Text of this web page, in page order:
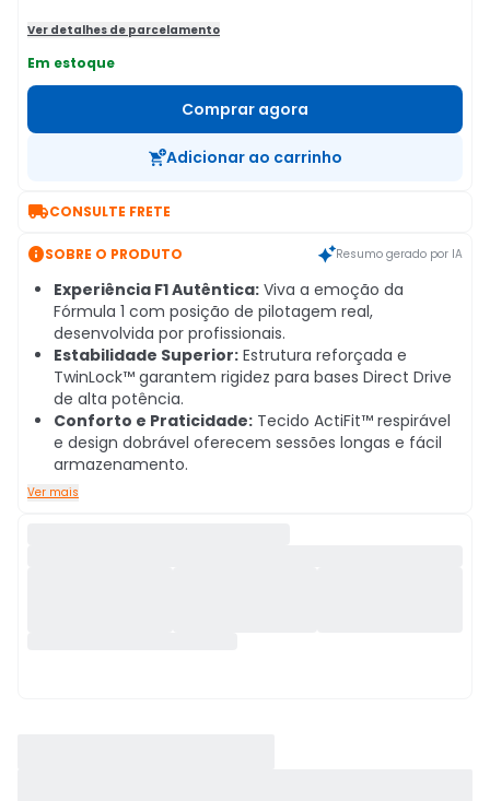
Ver detalhes de parcelamento
Em estoque
Comprar agora
Adicionar ao carrinho
CONSULTE FRETE
SOBRE O PRODUTO Resumo gerado por IA
Experiência F1 Autêntica: Viva a emoção da
Fórmula 1 com posição de pilotagem real,
desenvolvida por profissionais.
Estabilidade Superior: Estrutura reforçada e
TwinLock™ garantem rigidez para bases Direct Drive
de alta potência.
Conforto e Praticidade: Tecido ActiFit™ respirável
e design dobrável oferecem sessões longas e fácil
armazenamento.
Ver mais